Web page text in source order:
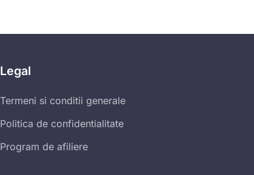
Legal
Termeni si conditii generale
Politica de confidentialitate
Program de afiliere